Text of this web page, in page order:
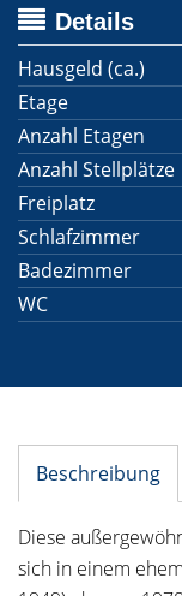
Details
Hausgeld (ca.)
Etage
Anzahl Etagen
Anzahl Stellplätze
Freiplatz
Schlafzimmer
Badezimmer
WC
Beschreibung
Diese
sich in einem